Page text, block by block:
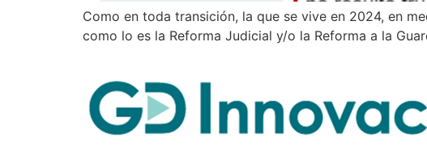
Como en toda transición, la que se vive en 2024, en
como lo es la Reforma Judicial y/o la Reforma a la